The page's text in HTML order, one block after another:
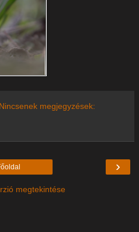
Nincsenek megjegyzések:
›
megtekintése